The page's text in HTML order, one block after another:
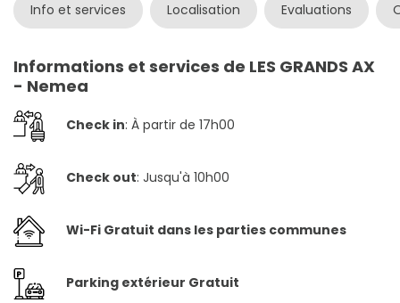
Info et services Localisation Evaluations
Informations et services de LES GRANDS AX
- Nemea
Check in: À partir de 17h00
Check out: Jusqu'à 10h00
Wi-Fi Gratuit dans les parties communes
Parking extérieur Gratuit